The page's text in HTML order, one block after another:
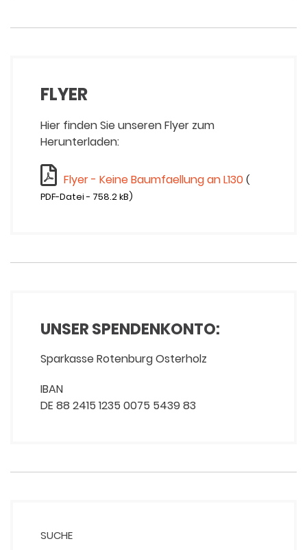
FLYER
Hier finden Sie unseren Flyer zum
Herunterladen:
Flyer - Keine Baumfaellung an L130 (
PDF-Datei - 758.2 kB)
UNSER SPENDENKONTO:
Sparkasse Rotenburg Osterholz
IBAN
DE 88 2415 1235 0075 5439 83
SUCHE